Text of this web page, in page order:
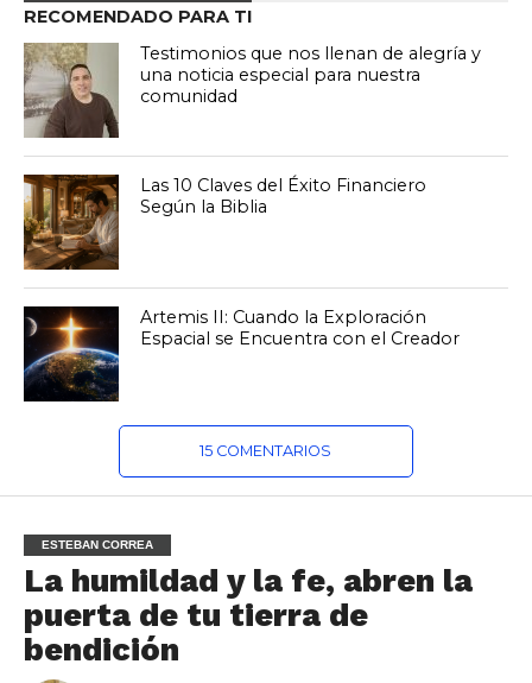
RECOMENDADO PARA TI
Testimonios que nos llenan de alegría y
una noticia especial para nuestra
comunidad
Las 10 Claves del Éxito Financiero
Según la Biblia
Artemis II: Cuando la Exploración
Espacial se Encuentra con el Creador
15 COMENTARIOS
ESTEBAN CORREA
La humildad y la fe, abren la
puerta de tu tierra de
bendición